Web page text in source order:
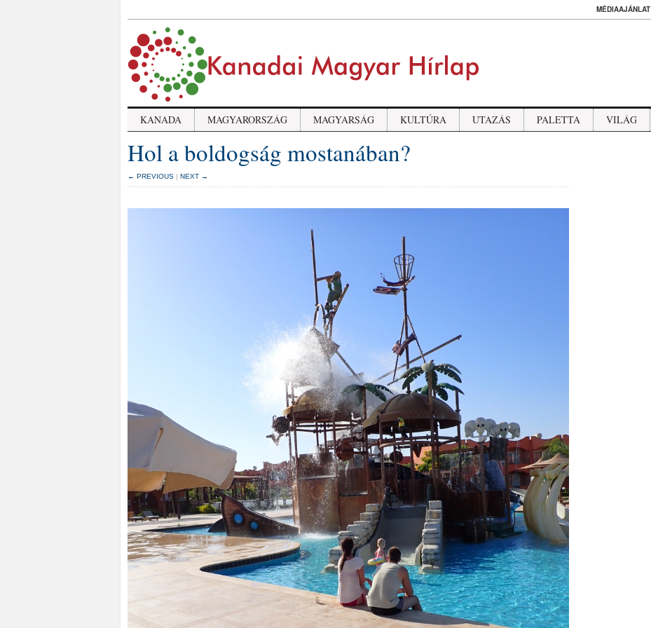
MÉDIAAJÁNLAT
KANADA MAGYARORSZÁG MAGYARSÁG KULTÚRA UTAZÁS PALETTA VILÁG
Hol a boldogság mostanában?
← PREVIOUS | NEXT →